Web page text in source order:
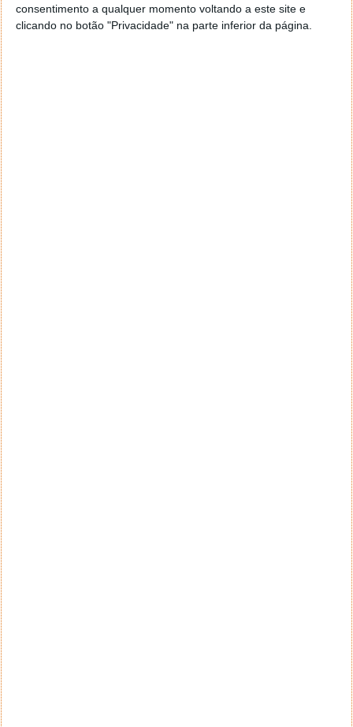
consentimento a qualquer momento voltando a este site e
clicando no botão "Privacidade" na parte inferior da página.